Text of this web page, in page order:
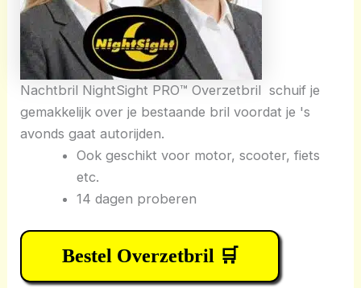
Nachtbril NightSight PRO™ Overzetbril schuif je
gemakkelijk over je bestaande bril voordat je 's
avonds gaat autorijden.
Ook geschikt voor motor, scooter, fiets
etc.
14 dagen proberen
Bestel Overzetbril 🛒